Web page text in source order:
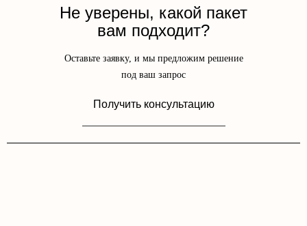
Не уверены, какой пакет
вам подходит?
Оставьте заявку, и мы предложим решение
под ваш запрос
Получить консультацию